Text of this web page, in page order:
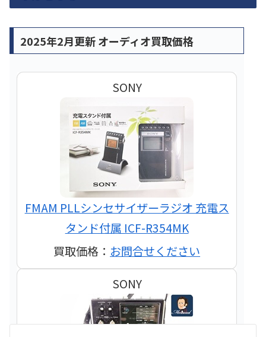
2025年2月更新 オーディオ買取価格
SONY
FMAM PLLシンセサイザーラジオ 充電ス
タンド付属 ICF-R354MK
買取価格： お問合せください
SONY